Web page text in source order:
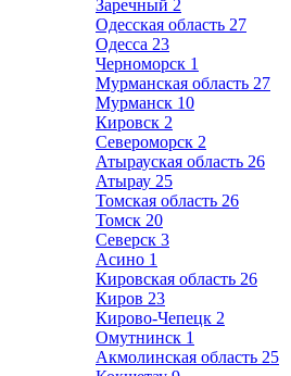
Заречный 2
Одесская область 27
Одесса 23
Черноморск 1
Мурманская область 27
Мурманск 10
Кировск 2
Североморск 2
Атырауская область 26
Атырау 25
Томская область 26
Томск 20
Северск 3
Асино 1
Кировская область 26
Киров 23
Кирово-Чепецк 2
Омутнинск 1
Акмолинская область 25